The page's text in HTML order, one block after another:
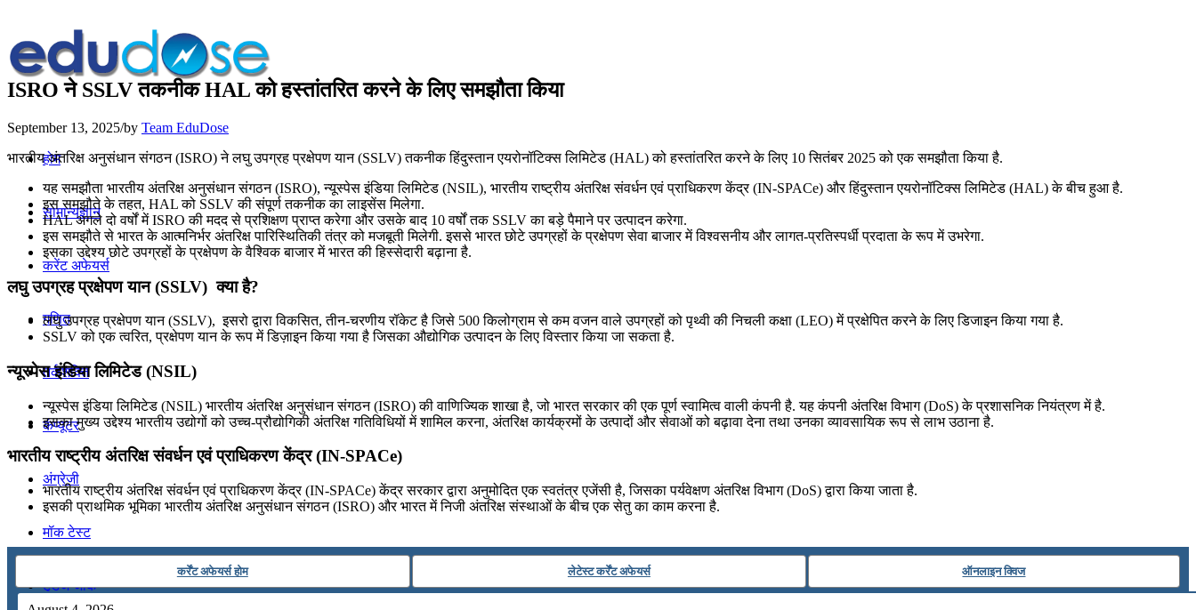
होम
सामान्यज्ञान
करेंट अफेयर्स
गणित
तर्कशक्ति
कंप्यूटर
अंग्रेजी
मॉक टेस्ट
टुडेज जीके
ISRO ने SSLV तकनीक HAL को हस्तांतरित करने के लिए समझौता किया
September 13, 2025/by Team EduDose
भारतीय अंतरिक्ष अनुसंधान संगठन (ISRO) ने लघु उपग्रह प्रक्षेपण यान (SSLV) तकनीक हिंदुस्तान एयरोनॉटिक्स लिमिटेड (HAL) को हस्तांतरित करने के लिए 10 सितंबर 2025 को एक समझौता किया है.
यह समझौता भारतीय अंतरिक्ष अनुसंधान संगठन (ISRO), न्यूस्पेस इंडिया लिमिटेड (NSIL), भारतीय राष्ट्रीय अंतरिक्ष संवर्धन एवं प्राधिकरण केंद्र (IN-SPACe) और हिंदुस्तान एयरोनॉटिक्स लिमिटेड (HAL) के बीच हुआ है.
इस समझौते के तहत, HAL को SSLV की संपूर्ण तकनीक का लाइसेंस मिलेगा.
HAL अगले दो वर्षों में ISRO की मदद से प्रशिक्षण प्राप्त करेगा और उसके बाद 10 वर्षों तक SSLV का बड़े पैमाने पर उत्पादन करेगा.
इस समझौते से भारत के आत्मनिर्भर अंतरिक्ष पारिस्थितिकी तंत्र को मजबूती मिलेगी. इससे भारत छोटे उपग्रहों के प्रक्षेपण सेवा बाजार में विश्वसनीय और लागत-प्रतिस्पर्धी प्रदाता के रूप में उभरेगा.
इसका उद्देश्य छोटे उपग्रहों के प्रक्षेपण के वैश्विक बाजार में भारत की हिस्सेदारी बढ़ाना है.
लघु उपग्रह प्रक्षेपण यान (SSLV) क्या है?
लघु उपग्रह प्रक्षेपण यान (SSLV), इसरो द्वारा विकसित, तीन-चरणीय रॉकेट है जिसे 500 किलोग्राम से कम वजन वाले उपग्रहों को पृथ्वी की निचली कक्षा (LEO) में प्रक्षेपित करने के लिए डिजाइन किया गया है.
SSLV को एक त्वरित, प्रक्षेपण यान के रूप में डिज़ाइन किया गया है जिसका औद्योगिक उत्पादन के लिए विस्तार किया जा सकता है.
न्यूस्पेस इंडिया लिमिटेड (NSIL)
न्यूस्पेस इंडिया लिमिटेड (NSIL) भारतीय अंतरिक्ष अनुसंधान संगठन (ISRO) की वाणिज्यिक शाखा है, जो भारत सरकार की एक पूर्ण स्वामित्व वाली कंपनी है. यह कंपनी अंतरिक्ष विभाग (DoS) के प्रशासनिक नियंत्रण में है.
इसका मुख्य उद्देश्य भारतीय उद्योगों को उच्च-प्रौद्योगिकी अंतरिक्ष गतिविधियों में शामिल करना, अंतरिक्ष कार्यक्रमों के उत्पादों और सेवाओं को बढ़ावा देना तथा उनका व्यावसायिक रूप से लाभ उठाना है.
भारतीय राष्ट्रीय अंतरिक्ष संवर्धन एवं प्राधिकरण केंद्र (IN-SPACe)
भारतीय राष्ट्रीय अंतरिक्ष संवर्धन एवं प्राधिकरण केंद्र (IN-SPACe) केंद्र सरकार द्वारा अनुमोदित एक स्वतंत्र एजेंसी है, जिसका पर्यवेक्षण अंतरिक्ष विभाग (DoS) द्वारा किया जाता है.
इसकी प्राथमिक भूमिका भारतीय अंतरिक्ष अनुसंधान संगठन (ISRO) और भारत में निजी अंतरिक्ष संस्थाओं के बीच एक सेतु का काम करना है.
कर्रेंट अफेयर्स होम लेटेस्ट कर्रेंट अफेयर्स ऑनलाइन क्विज